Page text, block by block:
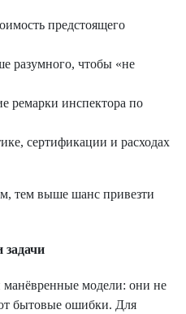
предстоящего
разумного, чтобы «не
ремарки инспектора по
сертификации и расходах
тем выше шанс привезти
задачи
манёвренные модели: они не
бытовые ошибки. Для